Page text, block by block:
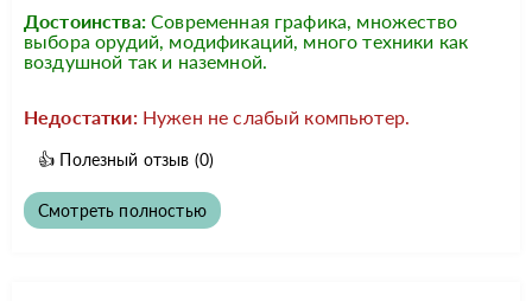
Достоинства: Современная графика, множество
выбора орудий, модификаций, много техники как
воздушной так и наземной.
Недостатки: Нужен не слабый компьютер.
👍 Полезный отзыв (0)
Смотреть полностью